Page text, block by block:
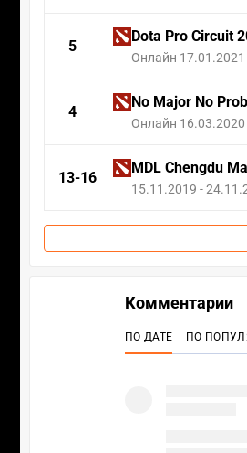
5
Dota Pro Circuit
Онлайн 17.01.2021
4
No Major No
Онлайн
13-16
MDL Chengdu
15.11.2019 -
Комментарии
ПО ДАТЕ ПО